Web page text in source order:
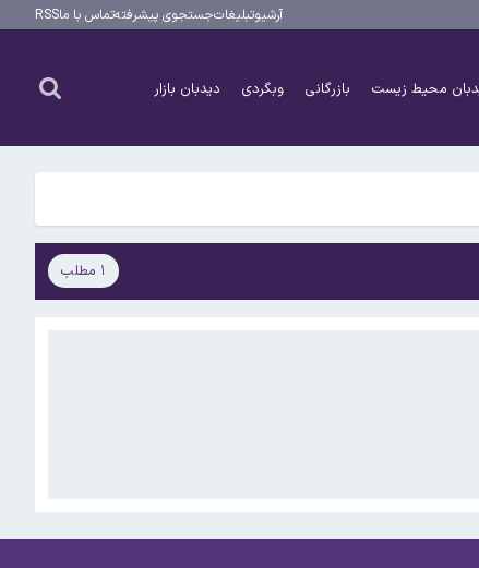
آرشیوتبلیغاتجستجوی پیشرفتهتماس با ماRSS
محیط زیست بازرگانی وبگردی دیدبان بازار
۱ مطلب